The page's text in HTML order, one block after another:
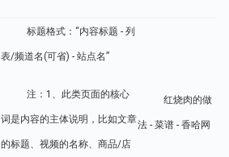
标题格式：“内容标题 - 列
表/频道名(可省) - 站点名”
注：1、此类页面的核心
词是内容的主体说明，比如文章
的标题、视频的名称、商品/店
红烧肉的做
法 - 菜谱 - 香哈网